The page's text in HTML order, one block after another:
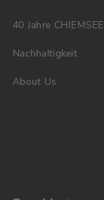
40 Jahre CHIEMSEE
Nachhaltigkeit
About Us